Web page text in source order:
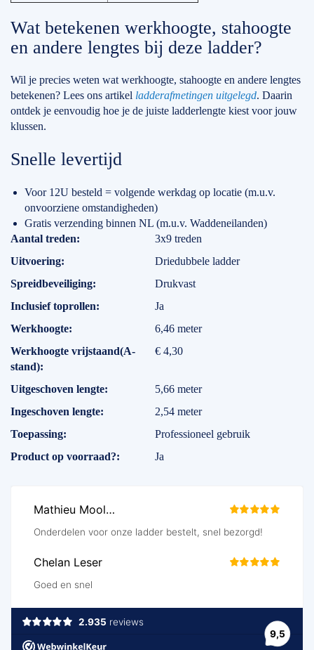
Wat betekenen werkhoogte, stahoogte
en andere lengtes bij deze ladder?
Wil je precies weten wat werkhoogte, stahoogte en andere lengtes
betekenen? Lees ons artikel ladderafmetingen uitgelegd. Daarin
ontdek je eenvoudig hoe je de juiste ladderlengte kiest voor jouw
klussen.
Snelle levertijd
Voor 12U besteld = volgende werkdag op locatie (m.u.v.
onvoorziene omstandigheden)
Gratis verzending binnen NL (m.u.v. Waddeneilanden)
Specificaties
Aantal treden
3x9 treden
Uitvoering
Driedubbele ladder
Spreidbeveiliging
Drukvast
Inclusief toprollen
Ja
Werkhoogte
6,46 meter
Werkhoogte vrijstaand(A-
stand)
€ 4,30
Uitgeschoven lengte
5,66 meter
Ingeschoven lengte
2,54 meter
Toepassing
Professioneel gebruik
Product op voorraad?
Ja